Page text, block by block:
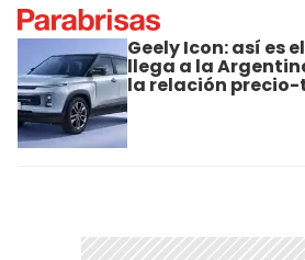
Geely Icon: así es
llega a la
la relación